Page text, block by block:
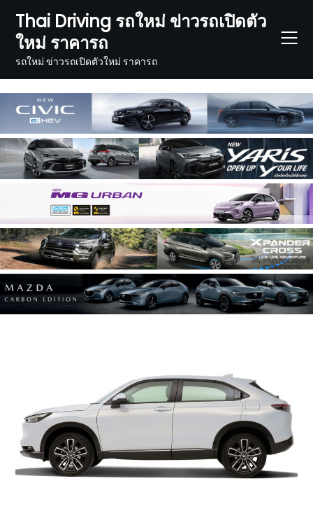
content
Thai Driving รถใหม่ ข่าวรถเปิดตัว
ใหม่ ราคารถ
รถใหม่ ข่าวรถเปิดตัวใหม่ ราคารถ